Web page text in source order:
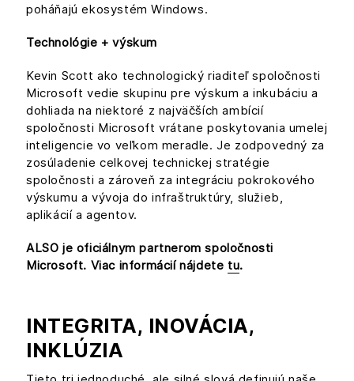
poháňajú ekosystém Windows.
Technológie + výskum
Kevin Scott ako technologický riaditeľ spoločnosti
Microsoft vedie skupinu pre výskum a inkubáciu a
dohliada na niektoré z najväčších ambícií
spoločnosti Microsoft vrátane poskytovania umelej
inteligencie vo veľkom meradle. Je zodpovedný za
zosúladenie celkovej technickej stratégie
spoločnosti a zároveň za integráciu pokrokového
výskumu a vývoja do infraštruktúry, služieb,
aplikácií a agentov.
ALSO je oficiálnym partnerom spoločnosti
Microsoft. Viac informácií nájdete tu.
INTEGRITA, INOVÁCIA,
INKLÚZIA